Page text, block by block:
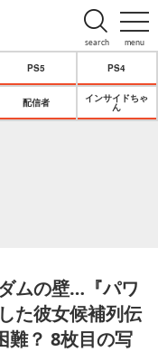
menu
search
PS5 PS4
配信者
インサイドちゃ
ん
ムの壁…『パワ
た彼女候補列伝
難？ 8枚目の写